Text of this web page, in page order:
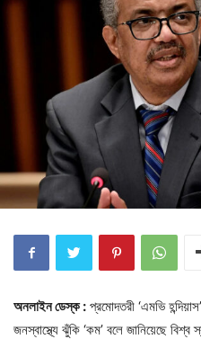
অনলাইন ডেস্ক : প্রমোদতরী ‘এমভি
জনস্বাস্থ্যে ঝুঁকি ‘কম’ বলে জানিয়েছে